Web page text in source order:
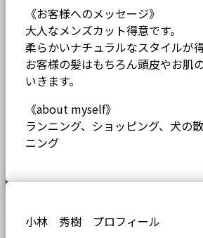
《お客様へのメッセージ》
大人なメンズカット得意です。
柔らかいナチュラルなスタイルが得
お客様の髪はもちろん頭皮やお肌
いきます。
《about myself》
ランニング、ショッピング、犬の
ニング
小林 秀樹 プロフィール